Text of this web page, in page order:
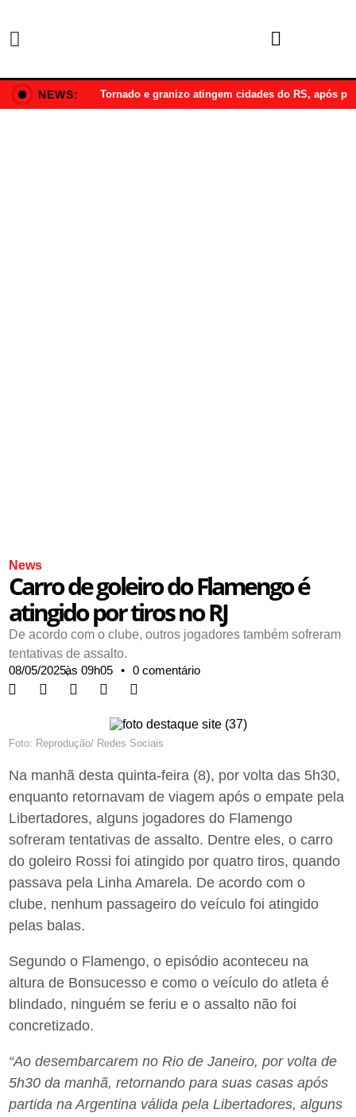
NEWS: Tornado e granizo atingem cidades do RS, após
News
Carro de goleiro do Flamengo é
atingido por tiros no RJ
De acordo com o clube, outros jogadores também sofreram
tentativas de assalto.
08/05/2025,às 09h05 • 0 comentário
Foto: Reprodução/ Redes Sociais
Na manhã desta quinta-feira (8), por volta das 5h30,
enquanto retornavam de viagem após o empate pela
Libertadores, alguns jogadores do Flamengo
sofreram tentativas de assalto. Dentre eles, o carro
do goleiro Rossi foi atingido por quatro tiros, quando
passava pela Linha Amarela. De acordo com o
clube, nenhum passageiro do veículo foi atingido
pelas balas.
Segundo o Flamengo, o episódio aconteceu na
altura de Bonsucesso e como o veículo do atleta é
blindado, ninguém se feriu e o assalto não foi
concretizado.
“Ao desembarcarem no Rio de Janeiro, por volta de
5h30 da manhã, retornando para suas casas após
partida na Argentina válida pela Libertadores, alguns